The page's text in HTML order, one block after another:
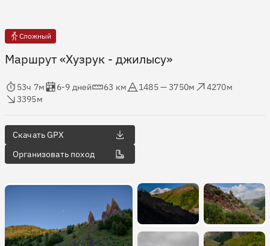
Сложный
Маршрут «Хузрук - джилысу»
в пути
53ч 7м
Оценка в днях
6-9 дней
Дистанция
63 км
Абсолютная высота
1485 — 3750м
4270м
3395м
Скачать GPX
Организовать поход